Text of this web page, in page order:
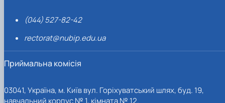
(044) 527-82-42
rectorat@nubip.edu.ua
Приймальна комісія
03041, Україна, м. Київ вул. Горіхуватський шлях, буд. 19,
навчальний корпус № 1, кімната № 12.